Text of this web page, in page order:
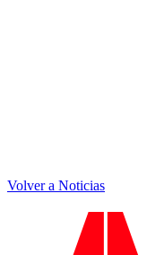
Volver a Noticias